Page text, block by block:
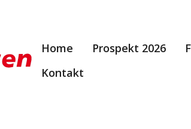
Home Prospekt 2026
Kontakt